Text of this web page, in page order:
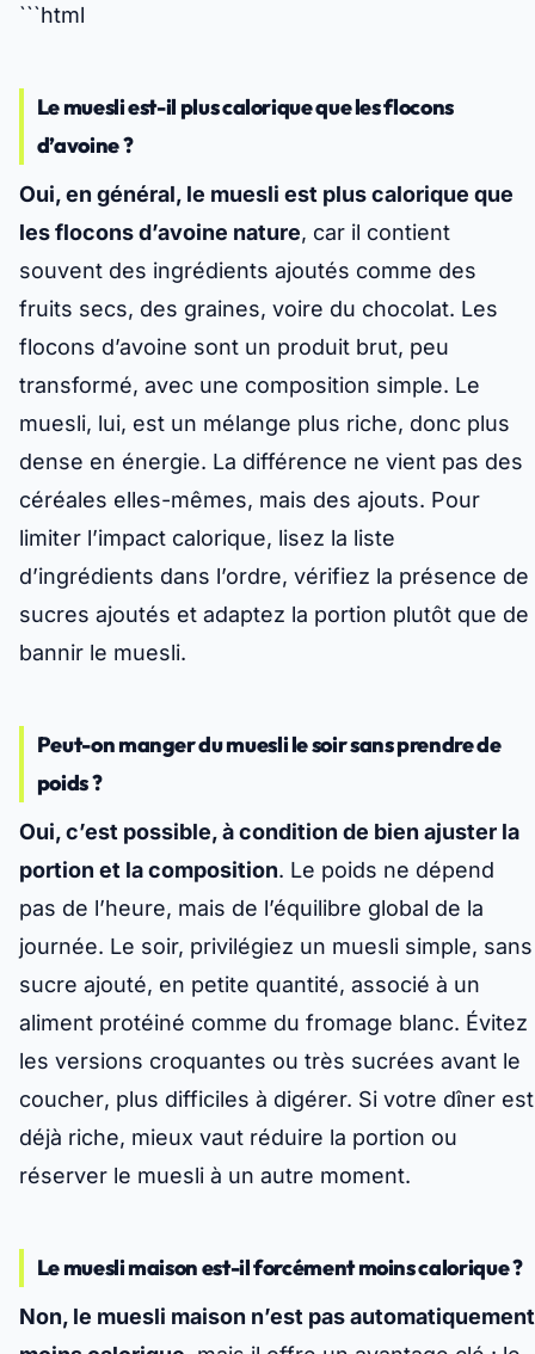
```html
Le muesli est-il plus calorique que les flocons
d’avoine ?
Oui, en général, le muesli est plus calorique que
les flocons d’avoine nature, car il contient
souvent des ingrédients ajoutés comme des
fruits secs, des graines, voire du chocolat. Les
flocons d’avoine sont un produit brut, peu
transformé, avec une composition simple. Le
muesli, lui, est un mélange plus riche, donc plus
dense en énergie. La différence ne vient pas des
céréales elles-mêmes, mais des ajouts. Pour
limiter l’impact calorique, lisez la liste
d’ingrédients dans l’ordre, vérifiez la présence de
sucres ajoutés et adaptez la portion plutôt que de
bannir le muesli.
Peut-on manger du muesli le soir sans prendre de
poids ?
Oui, c’est possible, à condition de bien ajuster la
portion et la composition. Le poids ne dépend
pas de l’heure, mais de l’équilibre global de la
journée. Le soir, privilégiez un muesli simple, sans
sucre ajouté, en petite quantité, associé à un
aliment protéiné comme du fromage blanc. Évitez
les versions croquantes ou très sucrées avant le
coucher, plus difficiles à digérer. Si votre dîner est
déjà riche, mieux vaut réduire la portion ou
réserver le muesli à un autre moment.
Le muesli maison est-il forcément moins calorique ?
Non, le muesli maison n’est pas automatiquement